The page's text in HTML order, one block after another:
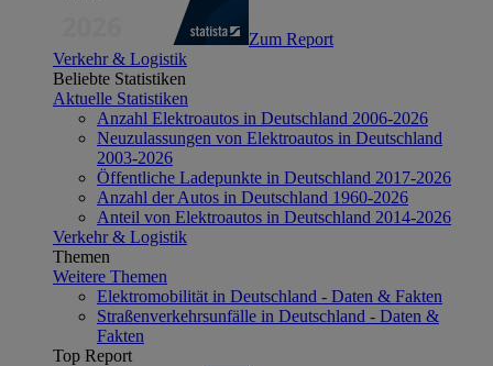
Zum Report
Verkehr & Logistik
Beliebte Statistiken
Aktuelle Statistiken
Anzahl Elektroautos in Deutschland 2006-2026
Neuzulassungen von Elektroautos in Deutschland
2003-2026
Öffentliche Ladepunkte in Deutschland 2017-2026
Anzahl der Autos in Deutschland 1960-2026
Anteil von Elektroautos in Deutschland 2014-2026
Verkehr & Logistik
Themen
Weitere Themen
Elektromobilität in Deutschland - Daten & Fakten
Straßenverkehrsunfälle in Deutschland - Daten &
Fakten
Top Report